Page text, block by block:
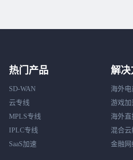
热门产品
SD-WAN
云专线
MPLS专线
IPLC专线
SaaS加速
解决
海外
游戏
海外
混合
金融